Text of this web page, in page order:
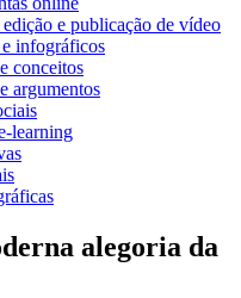
e publicação de vídeo
e infográficos
conceitos
argumentos
learning
alegoria da